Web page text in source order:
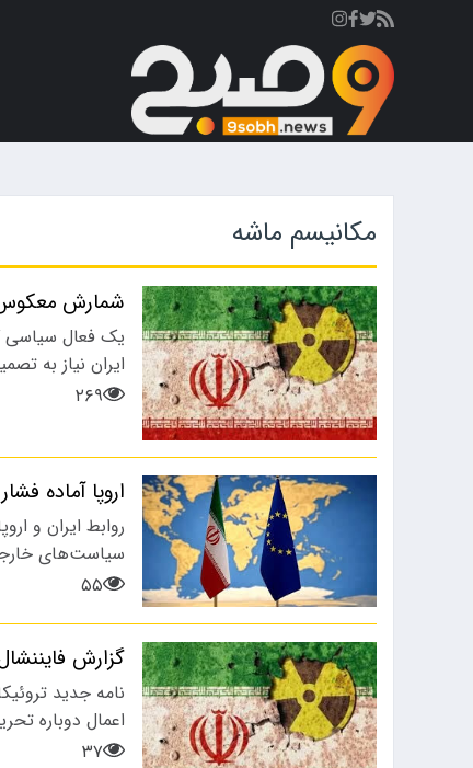
مکانیسم ماشه
شمارش معکوس
یک فعال سیاسی
ایران نیاز به
۲۶۹
اروپا آماده
روابط ایران و
سیاست‌های
۵۵
گزارش
نامه جدید
اعمال دوباره
۳۷
ورزشی
پس از حضور مهدی تارتار در راس
کادرفنی…
ورزشی
به نظر